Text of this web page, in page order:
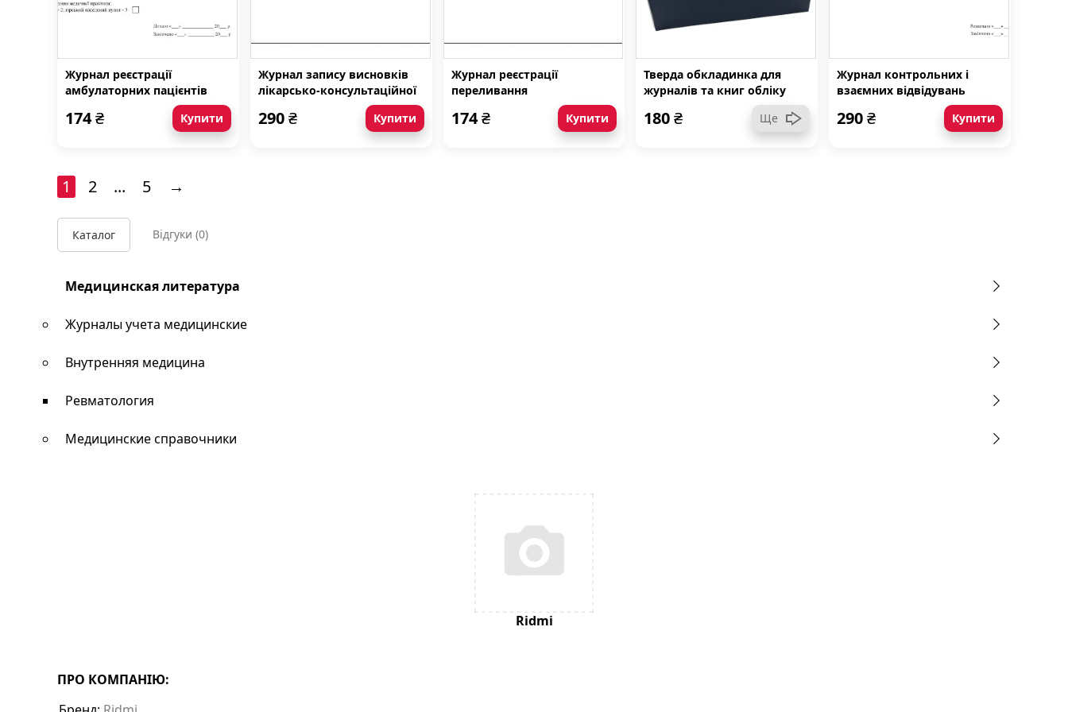
Журнал реєстрації
амбулаторних пацієнтів
174₴ Купити
Журнал запису висновків
лікарсько-консультаційної
комісії, форма No 035/о
290₴ Купити
Журнал реєстрації
переливання
трансфузійних рідин
174₴ Купити
Тверда обкладинка для
журналів та книг обліку
180₴ Ще
Журнал контрольних і
взаємних відвідувань
занять, Форма № Н-4.05
290₴ Купити
1 2 ... 5 →
Каталог Відгуки (0)
Медицинская литература
Журналы учета медицинские
Внутренняя медицина
Ревматология
Медицинские справочники
Ridmi
ПРО КОМПАНІЮ: